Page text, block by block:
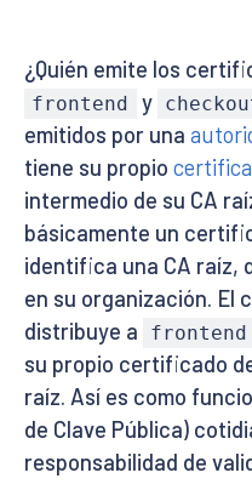
¿Quién emite los
frontend y
emitidos por una
tiene su propio
intermedio de su CA
básicamente un
identifica una CA raíz,
en su organización. El
distribuye a
frontend
su propio certificado
raíz. Así es como
de Clave Pública)
responsabilidad de